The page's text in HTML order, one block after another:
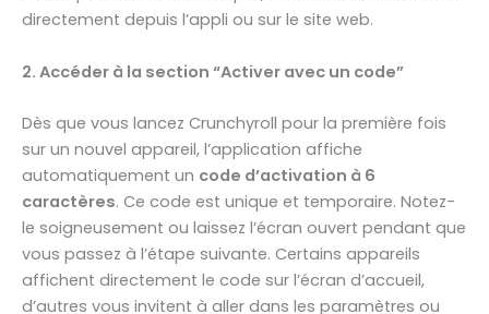
directement depuis l’appli ou sur le site web.
2. Accéder à la section “Activer avec un code”
Dès que vous lancez Crunchyroll pour la première fois
sur un nouvel appareil, l’application affiche
automatiquement un code d’activation à 6
caractères. Ce code est unique et temporaire. Notez-
le soigneusement ou laissez l’écran ouvert pendant que
vous passez à l’étape suivante. Certains appareils
affichent directement le code sur l’écran d’accueil,
d’autres vous invitent à aller dans les paramètres ou